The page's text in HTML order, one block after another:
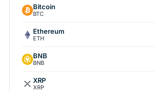
Bitcoin
BTC
Ethereum
ETH
BNB
BNB
XRP
XRP